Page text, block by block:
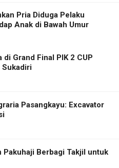
Pria Diduga Pelaku
Anak di Bawah Umur
Grand Final PIK 2 CUP
Sukadiri
Pasangkayu: Excavator
Pakuhaji Berbagi Takjil untuk